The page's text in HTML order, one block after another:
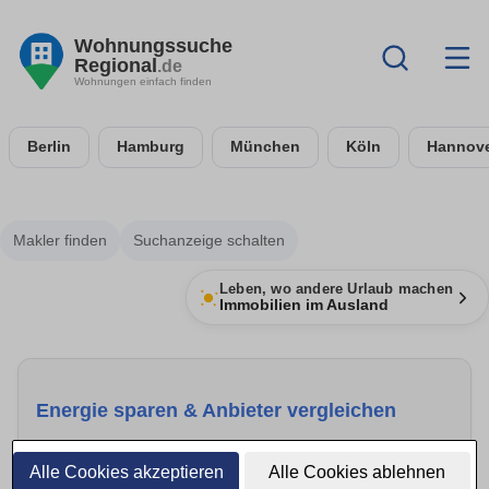
Alle Cookies akzeptieren Alle Cookies ablehnen
Wohnungssuche
Regional.de
Wohnungen einfach finden
Berlin Hamburg München Köln
Makler finden Suchanzeige schalten
Leben, wo andere Urlaub machen
Immobilien im Ausland
Energie sparen & Anbieter vergleichen
Mehr anzeigen